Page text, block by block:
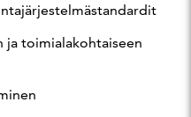
toimialakohtaiseen